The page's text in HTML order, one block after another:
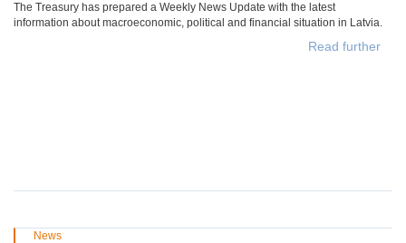
The Treasury has prepared a Weekly News Update with the latest
information about macroeconomic, political and financial situation in Latvia.
Read further
News